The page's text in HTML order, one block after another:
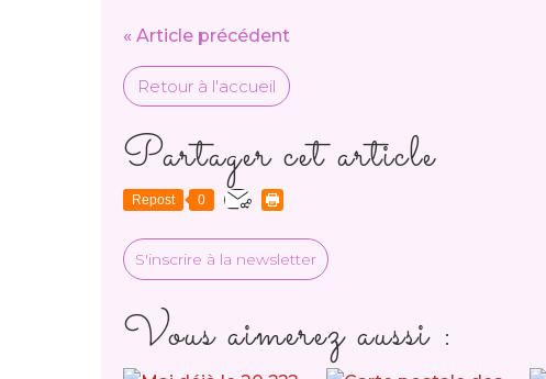
« Article précédent
Retour à l'accueil
Partager cet article
Repost 0
S'inscrire à la newsletter
Vous aimerez aussi :